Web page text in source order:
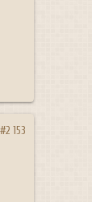
#2 153